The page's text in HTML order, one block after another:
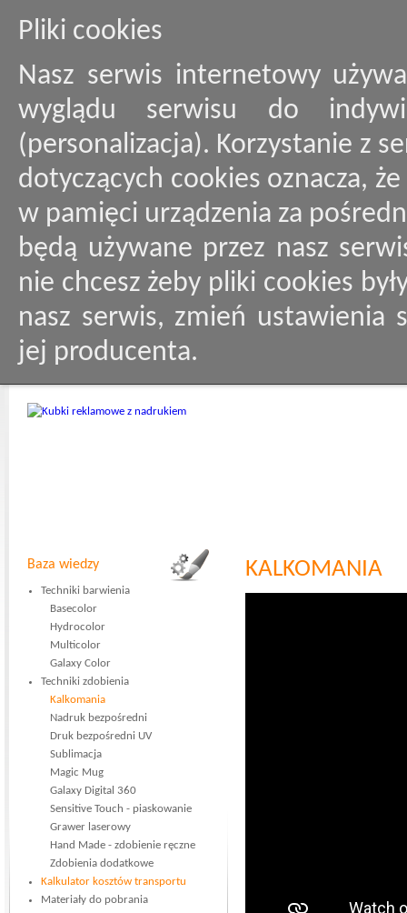
Pliki cookies
Nasz serwis internetowy
wyglądu serwisu do
(personalizacja). Korzystanie z
dotyczących cookies oznacza,
w pamięci urządzenia za
będą używane przez nasz
nie chcesz żeby pliki cookies
nasz serwis, zmień ustawienia
jej producenta.
Baza wiedzy
Techniki barwienia
Basecolor
Hydrocolor
Multicolor
Galaxy Color
Techniki zdobienia
Kalkomania
Nadruk bezpośredni
Druk bezpośredni UV
Sublimacja
Magic Mug
Galaxy Digital 360
Sensitive Touch - piaskowanie
Grawer laserowy
Hand Made - zdobienie ręczne
Zdobienia dodatkowe
Kalkulator kosztów transportu
Materiały do pobrania
KALKOMANIA